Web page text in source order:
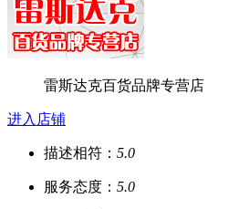
雷斯达克百货品牌专营店
进入店铺
描述相符： 5.0
服务态度： 5.0